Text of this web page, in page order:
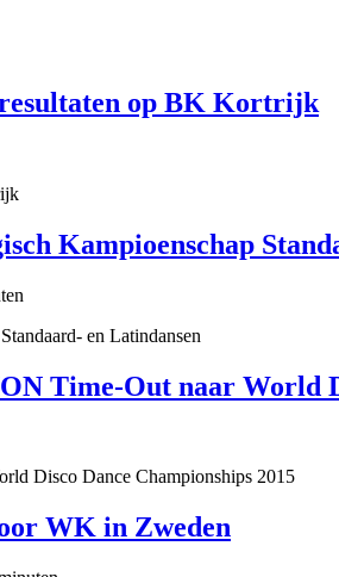
op BK Kortrijk
Kampioenschap
Time-Out naar World
WK in Zweden